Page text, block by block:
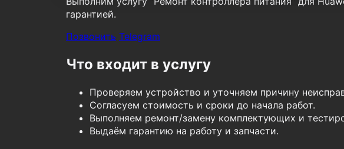
гарантией.
Позвонить Telegram
Что входит в услугу
Проверяем устройство и уточняем причину
Согласуем стоимость и сроки до начала работ.
Выполняем ремонт/замену комплектующих и
Выдаём гарантию на работу и запчасти.